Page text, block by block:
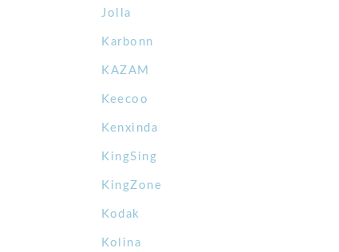
Jolla
Karbonn
KAZAM
Keecoo
Kenxinda
KingSing
KingZone
Kodak
Kolina